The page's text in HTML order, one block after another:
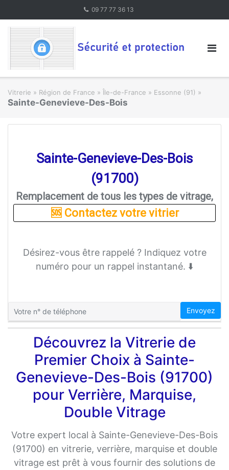
content
09 77 77 36 13
Vitrerie » Région de France » Île-de-France » Essonne (91) »
Sainte-Genevieve-Des-Bois
Sainte-Genevieve-Des-Bois
(91700)
Remplacement de tous les types de vitrage,
🆘 Contactez votre vitrier
Désirez-vous être rappelé ? Indiquez votre
numéro pour un rappel instantané. ⬇️
Envoyez
Découvrez la Vitrerie de
Premier Choix à Sainte-
Genevieve-Des-Bois (91700)
pour Verrière, Marquise,
Double Vitrage
Votre expert local à Sainte-Genevieve-Des-Bois
(91700) en vitrerie, verrière, marquise et double
vitrage est prêt à vous fournir des solutions de